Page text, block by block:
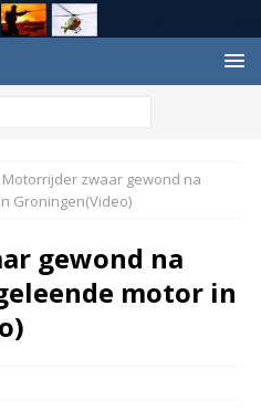
Motorrijder zwaar gewond na
Groningen(Video)
gewond na
motor in